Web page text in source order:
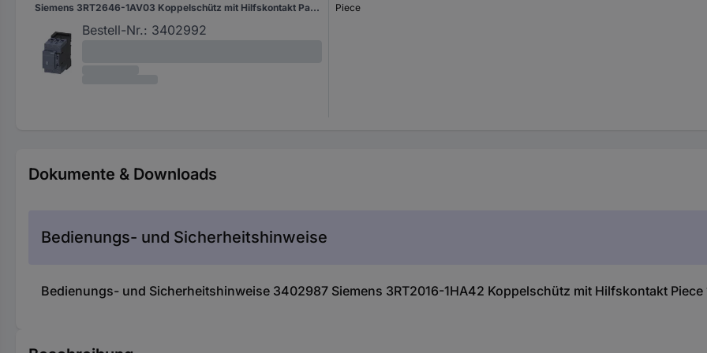
Siemens 3RT2646-1AV03 Koppelschütz mit Hilfskontakt Passend für Marke (Relais): Siemens Piece 1 St.
Bestell-Nr.: 3402992
Piece
Dokumente & Downloads
Bedienungs- und Sicherheitshinweise
Bedienungs- und Sicherheitshinweise 3402987 Siemens 3RT2016-1HA42 Koppelschütz mit Hilfskontakt Piece